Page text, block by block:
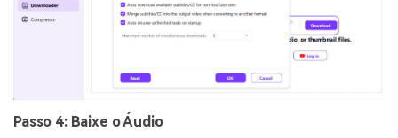
Passo 4: Baixe o Áudio